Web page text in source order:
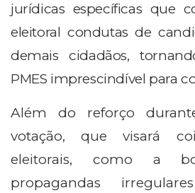
jurídicas específicas que
eleitoral condutas de
demais cidadãos,
PMES imprescindível para
Além do reforço
votação, que visará
eleitorais, como a
propagandas